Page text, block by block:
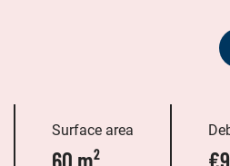
Surface area
60 m²